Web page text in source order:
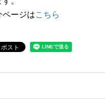
ページはこちら